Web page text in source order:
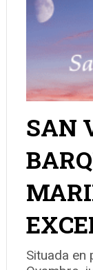
SAN
Situada en